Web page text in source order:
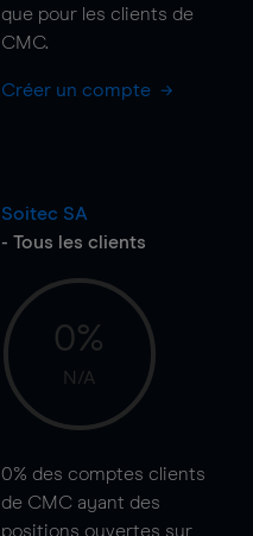
que pour les clients de
CMC.
Créer un compte
Soitec SA
- Tous les clients
0%
N/A
0% des comptes clients
de CMC ayant des
positions ouvertes sur